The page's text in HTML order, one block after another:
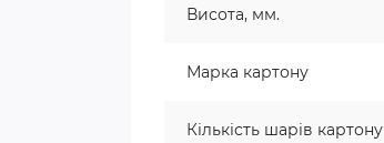
Висота, мм.
Марка картону
Кількість шарів картону